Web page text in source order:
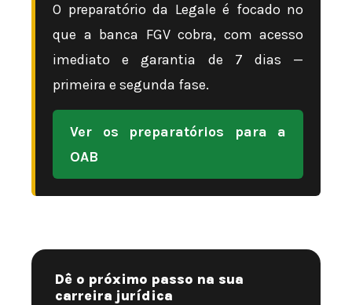
O preparatório da Legale é focado no
que a banca FGV cobra, com acesso
imediato e garantia de 7 dias —
primeira e segunda fase.
Ver os preparatórios para a
OAB
Dê o próximo passo na sua
carreira jurídica